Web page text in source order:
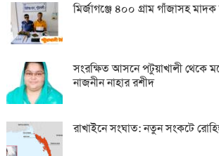
মির্জাগঞ্জে ৪০০ গ্রাম গাঁজাসহ
সংরক্ষিত আসনে পটুয়াখালী থেকে
নাজনীন নাহার রশীদ
রাখাইনে সংঘাত: নতুন সংকটে